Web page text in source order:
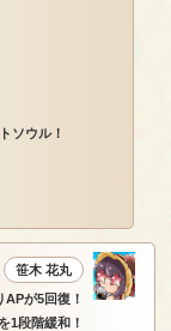
ソウル！
笹木 花丸
APが5回復！
1段階緩和！